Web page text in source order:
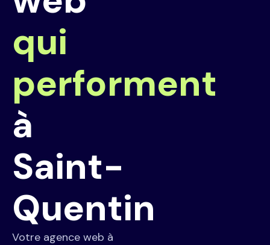
qui
performent
à
Saint-
Quentin
Votre agence web à